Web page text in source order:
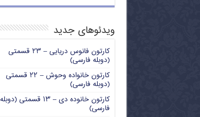
ویدئوهای جدید
کارتون فانوس دریایی – ۲۳ قسمتی
(دوبله فارسی)
کارتون خانواده وحوش – ۲۲ قسمتی
(دوبله فارسی)
کارتون خانوده دی – ۱۳ قسمتی (دوبله
فارسی)